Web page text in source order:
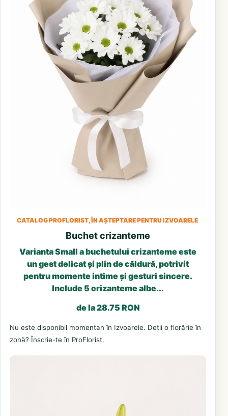
CATALOG PROFLORIST, ÎN AȘTEPTARE PENTRU IZVOARELE
Buchet crizanteme
Varianta Small a buchetului crizanteme este
un gest delicat și plin de căldură, potrivit
pentru momente intime și gesturi sincere.
Include 5 crizanteme albe...
de la 28.75 RON
Nu este disponibil momentan în Izvoarele. Deții o florărie în
zonă? Înscrie-te în ProFlorist.